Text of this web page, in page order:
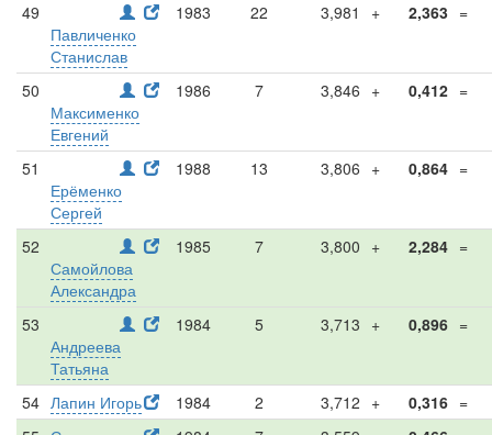
49
Павличенко
Станислав
1983 22 3,981 + 2,363 =
50
Максименко
Евгений
1986 7 3,846 + 0,412 =
51
Ерёменко
Сергей
1988 13 3,806 + 0,864 =
52
Самойлова
Александра
1985 7 3,800 + 2,284 =
53
Андреева
Татьяна
1984 5 3,713 + 0,896 =
54 Лапин Игорь 1984 2 3,712 + 0,316 =